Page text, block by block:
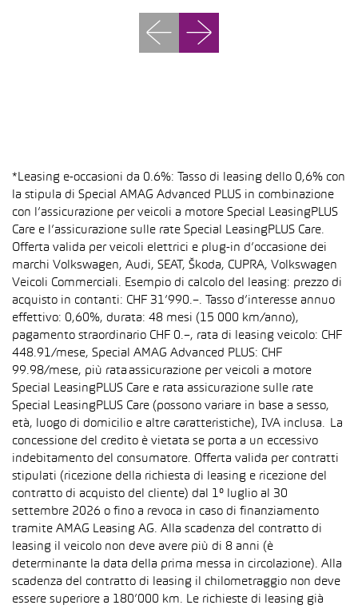
*Leasing e-occasioni da 0.6%: Tasso di leasing dello 0,6% con
la stipula di Special AMAG Advanced PLUS in combinazione
con l’assicurazione per veicoli a motore Special LeasingPLUS
Care e l’assicurazione sulle rate Special LeasingPLUS Care.
Offerta valida per veicoli elettrici e plug-in d’occasione dei
marchi Volkswagen, Audi, SEAT, Škoda, CUPRA, Volkswagen
Veicoli Commerciali. Esempio di calcolo del leasing: prezzo di
acquisto in contanti: CHF 31’990.–. Tasso d’interesse annuo
effettivo: 0,60%, durata: 48 mesi (15 000 km/anno),
pagamento straordinario CHF 0.–, rata di leasing veicolo: CHF
448.91/mese, Special AMAG Advanced PLUS: CHF
99.98/mese, più rata assicurazione per veicoli a motore
Special LeasingPLUS Care e rata assicurazione sulle rate
Special LeasingPLUS Care (possono variare in base a sesso,
età, luogo di domicilio e altre caratteristiche), IVA inclusa. La
concessione del credito è vietata se porta a un eccessivo
indebitamento del consumatore. Offerta valida per contratti
stipulati (ricezione della richiesta di leasing e ricezione del
contratto di acquisto del cliente) dal 1° luglio al 30
settembre 2026 o fino a revoca in caso di finanziamento
tramite AMAG Leasing AG. Alla scadenza del contratto di
leasing il veicolo non deve avere più di 8 anni (è
determinante la data della prima messa in circolazione). Alla
scadenza del contratto di leasing il chilometraggio non deve
essere superiore a 180’000 km. Le richieste di leasing già